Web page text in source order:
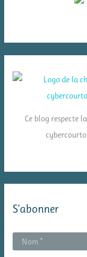
Ce blog respecte
S’abonner